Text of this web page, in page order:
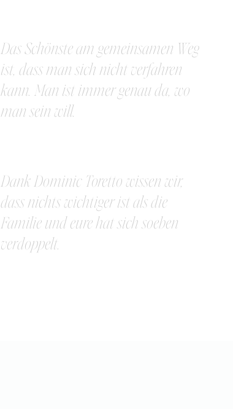
Das Schönste am gemeinsamen Weg
ist, dass man sich nicht verfahren
kann. Man ist immer genau da, wo
man sein will.
Dank Dominic Toretto wissen wir,
dass nichts wichtiger ist als die
Familie und eure hat sich soeben
verdoppelt.